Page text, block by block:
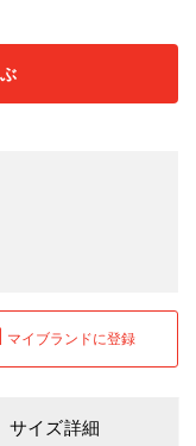
マイブランドに登録
サイズ詳細